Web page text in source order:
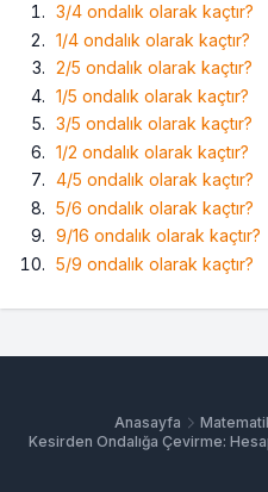
3/4 ondalık olarak kaçtır?
1/4 ondalık olarak kaçtır?
2/5 ondalık olarak kaçtır?
1/5 ondalık olarak kaçtır?
3/5 ondalık olarak kaçtır?
1/2 ondalık olarak kaçtır?
4/5 ondalık olarak kaçtır?
5/6 ondalık olarak kaçtır?
9/16 ondalık olarak kaçtır?
5/9 ondalık olarak kaçtır?
Anasayfa
Kesirden Ondalığa Çevirme: